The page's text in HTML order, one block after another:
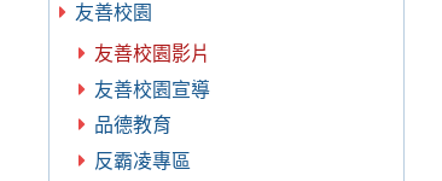
友善校園
友善校園影片
友善校園宣導
品德教育
反霸凌專區